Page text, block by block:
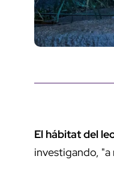
El hábitat del
investigando,